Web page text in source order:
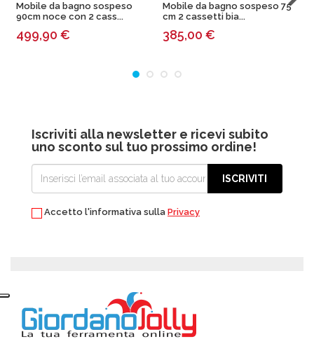
Mobile da bagno sospeso
90cm noce con 2 cass...
499,90 €
Mobile da bagno sospeso 75
cm 2 cassetti bia...
385,00 €
Iscriviti alla newsletter e ricevi subito
uno sconto sul tuo prossimo ordine!
ISCRIVITI
Accetto l'informativa sulla Privacy